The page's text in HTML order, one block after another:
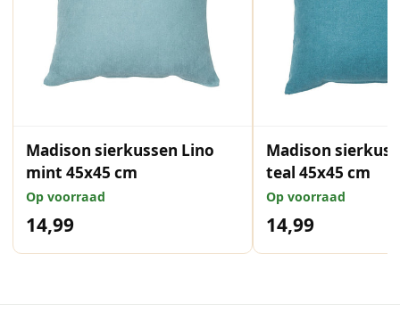
Madison sierkussen Lino
mint 45x45 cm
Op voorraad
14,99
Madison
teal 45x45 cm
Op voorraad
14,99